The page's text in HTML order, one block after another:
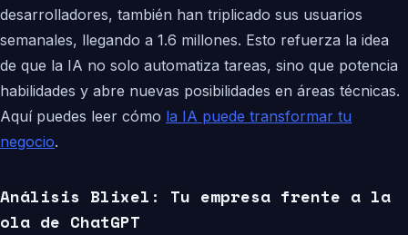
desarrolladores, también han triplicado sus usuarios
semanales, llegando a 1.6 millones. Esto refuerza la idea
de que la IA no solo automatiza tareas, sino que potencia
habilidades y abre nuevas posibilidades en áreas técnicas.
Aquí puedes leer cómo la IA puede transformar tu
negocio.
Análisis Blixel: Tu empresa frente a la
ola de ChatGPT